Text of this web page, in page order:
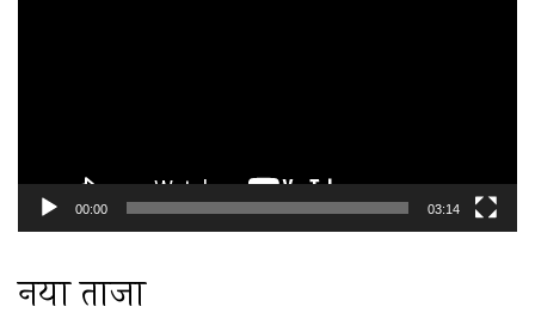
00:00 03:14
नया ताजा